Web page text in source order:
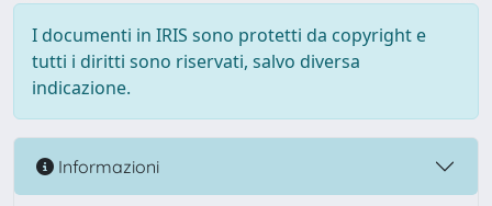
I documenti in IRIS sono protetti da copyright e
tutti i diritti sono riservati, salvo diversa
indicazione.
Informazioni